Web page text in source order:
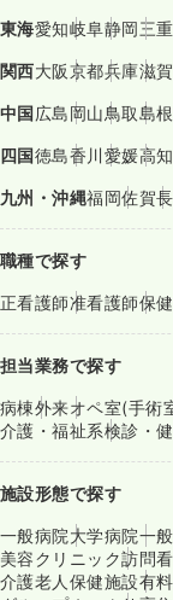
東海愛知岐阜静岡三重
関西大阪京都兵庫滋賀
中国広島岡山鳥取島根
四国徳島香川愛媛高知
九州・沖縄福岡佐賀
職種で探す
正看護師准看護師保
担当業務で探す
病棟外来オペ室(手術
介護・福祉系検診・
施設形態で探す
一般病院大学病院一
美容クリニック訪問
介護老人保健施設有